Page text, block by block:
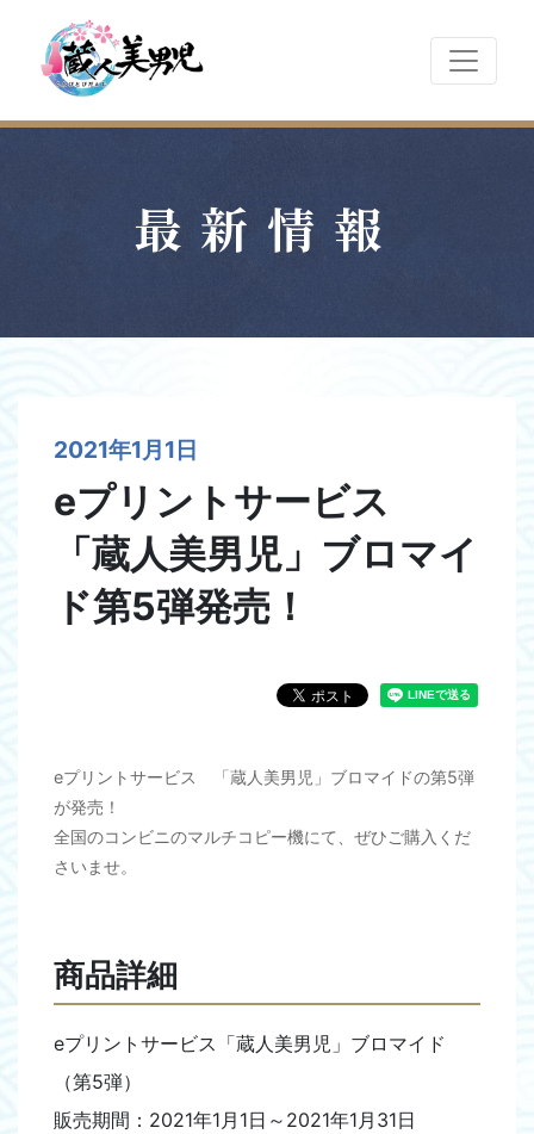
最新情報
2021年1月1日
eプリントサービス
「蔵人美男児」ブロマイ
ド第5弾発売！
eプリントサービス 「蔵人美男児」ブロマイドの第5弾
が発売！
全国のコンビニのマルチコピー機にて、ぜひご購入くだ
さいませ。
商品詳細
eプリントサービス「蔵人美男児」ブロマイド
（第5弾）
販売期間：2021年1月1日～2021年1月31日